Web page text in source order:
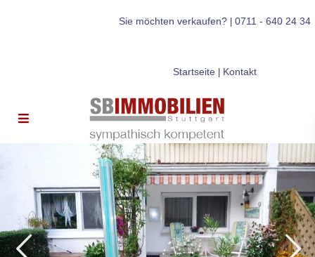
Sie möchten verkaufen?| 0711 - 640 24 34
Startseite| Kontakt